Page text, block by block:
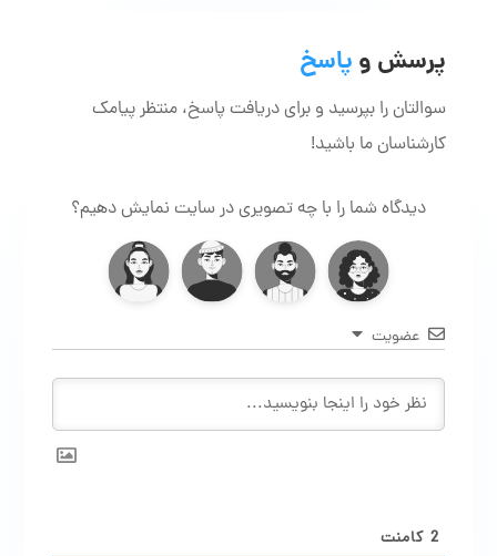
پرسش و پاسخ
سوالتان را بپرسید و برای دریافت پاسخ، منتظر پیامک
کارشناسان ما باشید!
دیدگاه شما را با چه تصویری در سایت نمایش دهیم؟
عضویت
2 کامنت